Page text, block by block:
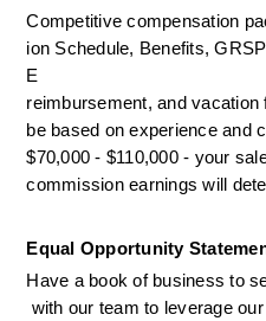
Competitive compensation
ion Schedule, Benefits,
E
reimbursement, and vacation
be based on experience and
$70,000 - $110,000 - your
commission earnings will
Equal Opportunity
Have a book of business to
with our team to leverage